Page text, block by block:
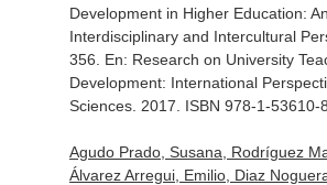
Development in Higher Education:
Interdisciplinary and Intercultural
356. En: Research on University
Development: International
Sciences. 2017. ISBN 978-1-53610-
Agudo Prado, Susana, Rodríguez
Álvarez Arregui, Emilio, Diaz